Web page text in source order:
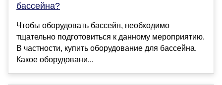
бассейна?
Чтобы оборудовать бассейн, необходимо
тщательно подготовиться к данному мероприятию.
В частности, купить оборудование для бассейна.
Какое оборудовани...